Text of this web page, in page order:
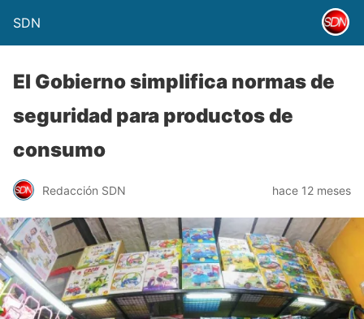
SDN
El Gobierno simplifica normas de
seguridad para productos de
consumo
Redacción SDN hace 12 meses